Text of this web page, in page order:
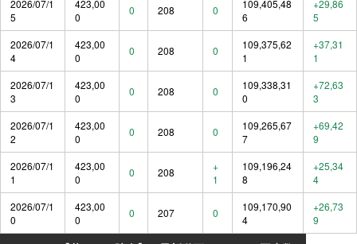
2026/07/1
5
423,00
0
0 208 0
109,405,48
6
+29,86
5
2026/07/1
4
423,00
0
0 208 0
109,375,62
1
+37,31
1
2026/07/1
3
423,00
0
0 208 0
109,338,31
0
+72,63
3
2026/07/1
2
423,00
0
0 208 0
109,265,67
7
+69,42
9
2026/07/1
1
423,00
0
0 208
+
1
109,196,24
8
+25,34
4
2026/07/1
0
423,00
0
0 207 0
109,170,90
4
+26,73
9